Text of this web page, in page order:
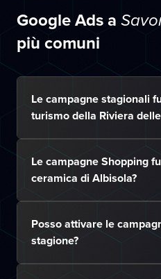
Google Ads a
più comuni
Le campagne stagionali
turismo della Riviera
Le campagne Shopping
ceramica di Albisola?
Posso attivare le
stagione?